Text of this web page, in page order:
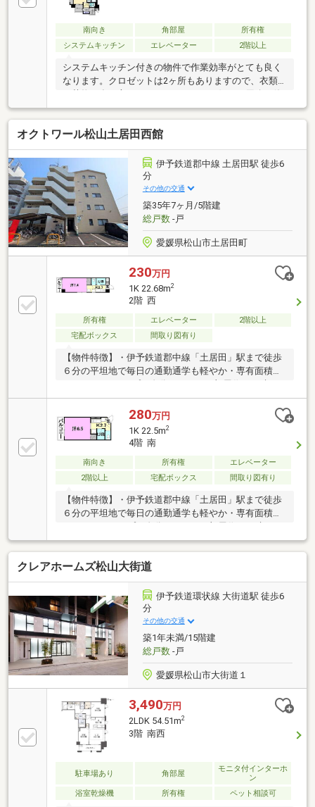
南向き 角部屋
所有権
システムキッチン
エレベーター 2階以上
システムキッチン付きの物件で作業効率がとても良く
なります。クロゼットは2ヶ所もありますので、衣類
や荷物が多い方にもおススメです。お好きな用途で使
用可能な3面バルコニーを備えたお住まいです。専有
面積72.01㎡もあるお部屋で快適な生活をしましょう。
開放感のある間取りの3LDK物件です。バイク置き場が
あるので、愛車を身近に置け安心していただけます。
中古ながらも綺麗な室内と魅力的な住環境のマンショ
ンです。
オクトワール松山土居田西館
伊予鉄道郡中線 土居田駅 徒歩6
分
その他の交通
築35年7ヶ月/5階建
総戸数-戸
愛媛県松山市土居田町
230万円
1K 22.68m2
2階 西
所有権 エレベーター
2階以上
宅配ボックス
間取り図有り
【物件特徴】・伊予鉄道郡中線「土居田」駅まで徒歩
６分の平坦地で毎日の通勤通学も軽やか・専有面積
る・RC造５階建の２階部分でエレベーターが完備され
ており荷物の運搬もスムーズ・ファミリーマート松山
針田店まで徒歩4分で夜間のお買い物も便利・松山生
協西雄郡店まで徒歩5分で日用品の調達もしやすい環
280万円
1K 22.5m2
4階 南
南向き 所有権
エレベーター
2階以上
宅配ボックス 間取り図有り
【物件特徴】・伊予鉄道郡中線「土居田」駅まで徒歩
６分の平坦地で毎日の通勤通学も軽やか・専有面積
る・RC造５階建の4階部分でエレベーターが完備され
ており荷物の運搬もスムーズ・ファミリーマート松山
針田店まで徒歩4分で夜間のお買い物も便利・松山生
協西雄郡店まで徒歩5分で日用品の調達もしやすい環
境
クレアホームズ松山大街道
伊予鉄道環状線 大街道駅 徒歩6
分
その他の交通
築1年未満/15階建
総戸数-戸
愛媛県松山市大街道１
3,490万円
2LDK 54.51m2
3階 南西
駐車場あり 角部屋
モニタ付インターホ
ン
浴室乾燥機
所有権 ペット相談可